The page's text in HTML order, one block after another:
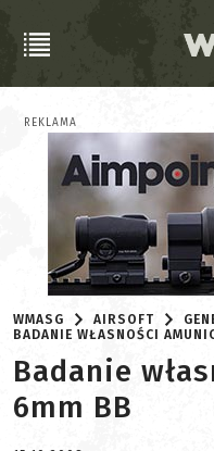
REKLAMA
WMASG AIRSOFT
BADANIE WŁASNOŚCI
Badanie
6mm BB